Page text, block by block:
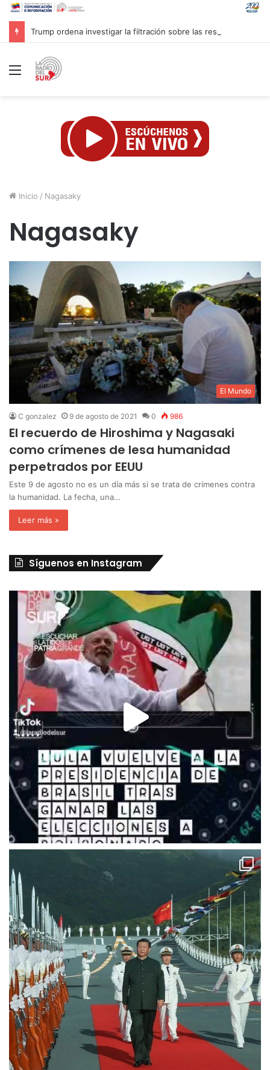
Menú
Inicio / Nagasaky
Nagasaky
El Mundo
C gonzalez 9 de agosto de 2021 0 986
El recuerdo de Hiroshima y Nagasaki
como crímenes de lesa humanidad
perpetrados por EEUU
Este 9 de agosto no es un día más si se trata de crímenes contra
la humanidad. La fecha, una…
Leer más »
Síguenos en Instagram